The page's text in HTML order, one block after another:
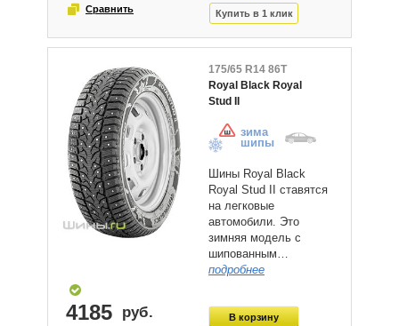
175/65 R14 86T
Royal Black Royal
Stud II
зима
шипы
Шины Royal Black
Royal Stud II ставятся
на легковые
автомобили. Это
зимняя модель с
шипованным…
подробнее
4185